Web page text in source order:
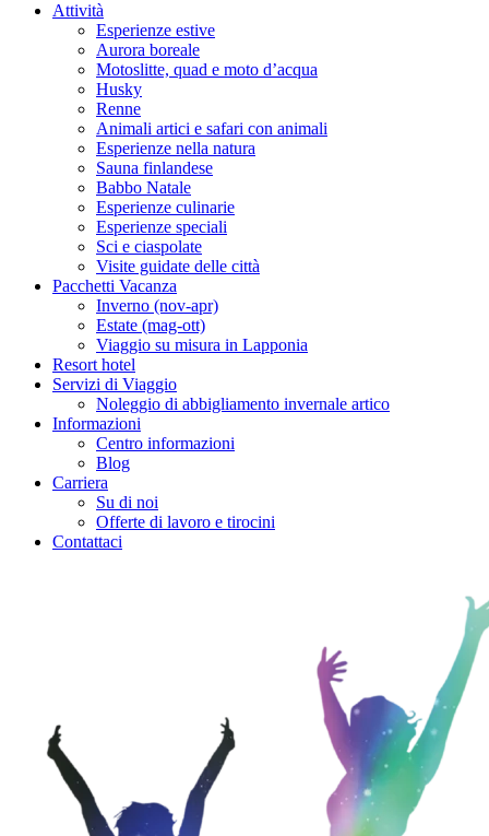
Attività
Esperienze estive
Aurora boreale
Motoslitte, quad e moto d’acqua
Husky
Renne
Animali artici e safari con animali
Esperienze nella natura
Sauna finlandese
Babbo Natale
Esperienze culinarie
Esperienze speciali
Sci e ciaspolate
Visite guidate delle città
Pacchetti Vacanza
Inverno (nov-apr)
Estate (mag-ott)
Viaggio su misura in Lapponia
Resort hotel
Servizi di Viaggio
Noleggio di abbigliamento invernale artico
Informazioni
Centro informazioni
Blog
Carriera
Su di noi
Offerte di lavoro e tirocini
Contattaci